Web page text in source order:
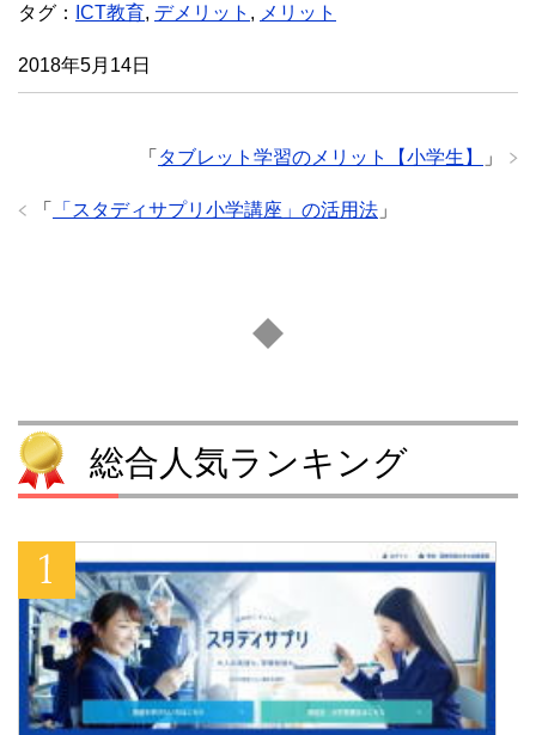
タグ： ICT教育, デメリット , メリット
2018年5月14日
「 タブレット学習のメリット【小学生】 」
「 「スタディサプリ小学講座」の活用法 」
総合人気ランキング